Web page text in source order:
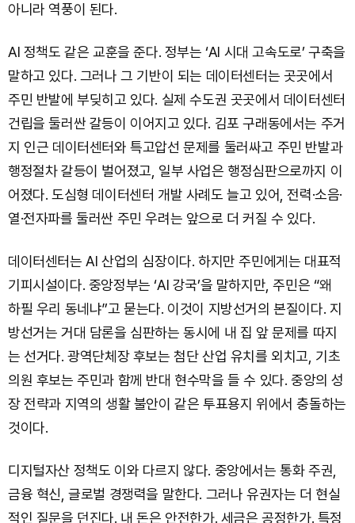
아니라 역풍이 된다.
AI 정책도 같은 교훈을 준다. 정부는 ‘AI 시대 고속도로’ 구축을
말하고 있다. 그러나 그 기반이 되는 데이터센터는 곳곳에서
주민 반발에 부딪히고 있다. 실제 수도권 곳곳에서 데이터센터
건립을 둘러싼 갈등이 이어지고 있다. 김포 구래동에서는 주거
지 인근 데이터센터와 특고압선 문제를 둘러싸고 주민 반발과
행정절차 갈등이 벌어졌고, 일부 사업은 행정심판으로까지 이
어졌다. 도심형 데이터센터 개발 사례도 늘고 있어, 전력·소음·
열·전자파를 둘러싼 주민 우려는 앞으로 더 커질 수 있다.
데이터센터는 AI 산업의 심장이다. 하지만 주민에게는 대표적
기피시설이다. 중앙정부는 ‘AI 강국’을 말하지만, 주민은 “왜
하필 우리 동네냐”고 묻는다. 이것이 지방선거의 본질이다. 지
방선거는 거대 담론을 심판하는 동시에 내 집 앞 문제를 따지
는 선거다. 광역단체장 후보는 첨단 산업 유치를 외치고, 기초
의원 후보는 주민과 함께 반대 현수막을 들 수 있다. 중앙의 성
장 전략과 지역의 생활 불안이 같은 투표용지 위에서 충돌하는
것이다.
디지털자산 정책도 이와 다르지 않다. 중앙에서는 통화 주권,
금융 혁신, 글로벌 경쟁력을 말한다. 그러나 유권자는 더 현실
적인 질문을 던진다. 내 돈은 안전한가. 세금은 공정한가. 특정